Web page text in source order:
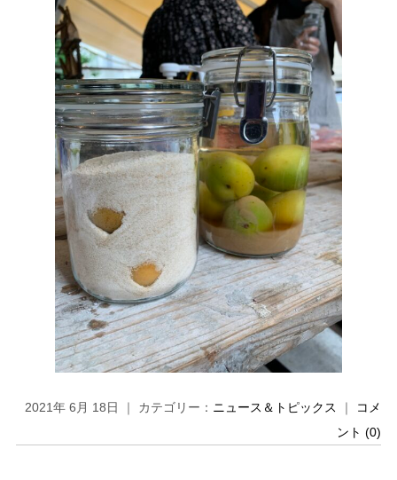
2021年 6月 18日 ｜ カテゴリー： ニュース＆トピックス ｜
コメ
ント (0)